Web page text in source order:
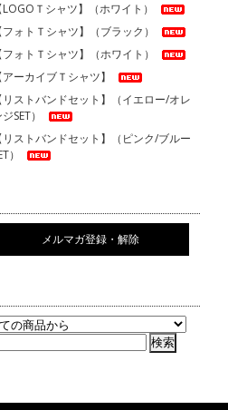
LOGOＴシャツ】（ホワイト）
フォトＴシャツ】（ブラック）
フォトＴシャツ】（ホワイト）
アーカイブＴシャツ】
リストバンドセット】（イエロー/オレ
SET）
リストバンドセット】（ピンク/ブルー
）
メルマガ登録・解除